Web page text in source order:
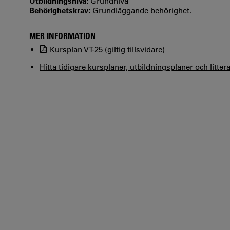
Behörighetskrav: Grundläggande behörighet.
MER INFORMATION
Kursplan VT-25 (giltig tillsvidare)
Hitta tidigare kursplaner, utbildningsplaner och